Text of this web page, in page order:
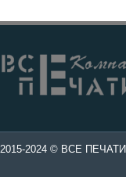
в Чебоксары.
2015-2024 © ВСЕ ПЕЧАТИ